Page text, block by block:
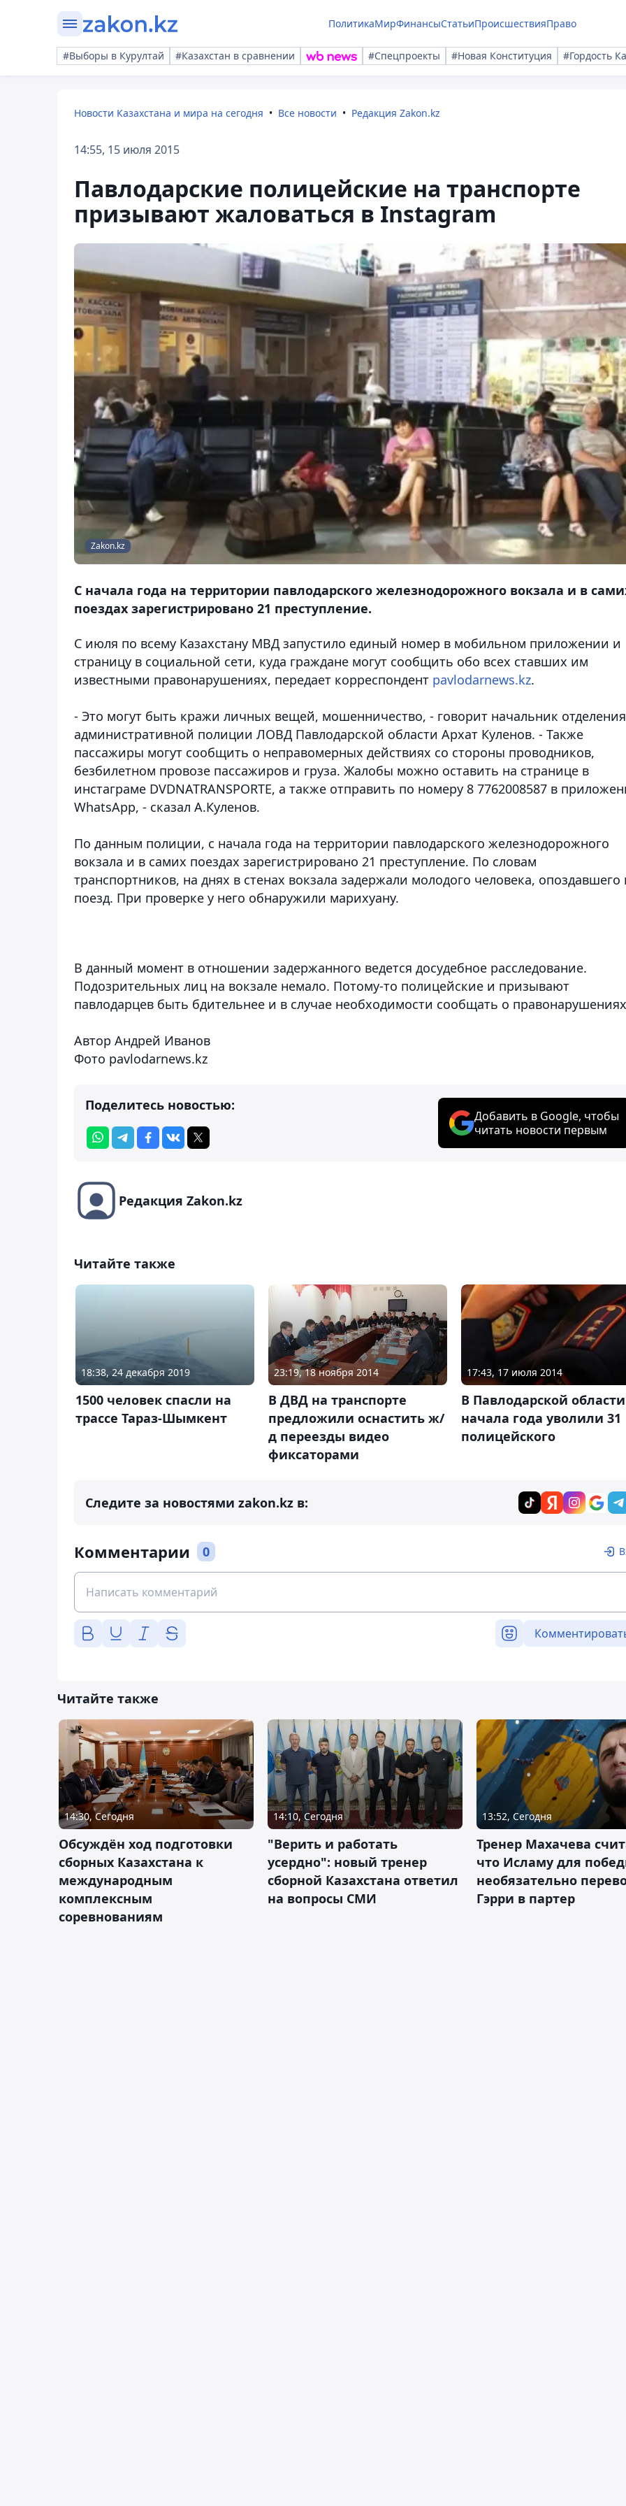
ПолитикаМирФинансыСтатьиПроисшествияПраво
#Выборы в Курултай #Казахстан в сравнении #Спецпроекты #Новая Конституция #Гордость
Новости Казахстана и мира на сегодня Все новости Редакция Zakon.kz
14:55, 15 июля 2015
Павлодарские полицейские на транспорте
призывают жаловаться в Instagram
Zakon.kz
С начала года на территории павлодарского железнодорожного вокзала и в
поездах зарегистрировано 21 преступление.
С июля по всему Казахстану МВД запустило единый номер в мобильном приложении и
страницу в социальной сети, куда граждане могут сообщить обо всех ставших им
известными правонарушениях, передает корреспондент pavlodarnews.kz.
- Это могут быть кражи личных вещей, мошенничество, - говорит начальник отделения
административной полиции ЛОВД Павлодарской области Архат Куленов. - Также
пассажиры могут сообщить о неправомерных действиях со стороны проводников,
безбилетном провозе пассажиров и груза. Жалобы можно оставить на странице в
инстаграме DVDNATRANSPORTE, а также отправить по номеру 8 7762008587 в
WhatsApp, - сказал А.Куленов.
По данным полиции, с начала года на территории павлодарского железнодорожного
вокзала и в самих поездах зарегистрировано 21 преступление. По словам
транспортников, на днях в стенах вокзала задержали молодого человека, опоздавшего
поезд. При проверке у него обнаружили марихуану.
В данный момент в отношении задержанного ведется досудебное расследование.
Подозрительных лиц на вокзале немало. Потому-то полицейские и призывают
павлодарцев быть бдительнее и в случае необходимости сообщать о
Автор Андрей Иванов
Фото pavlodarnews.kz
Поделитесь новостью:
Добавить в Google, чтобы
читать новости первым
Редакция Zakon.kz
Читайте также
18:38, 24 декабря 2019
1500 человек спасли на
трассе Тараз-Шымкент
23:19, 18 ноября 2014
В ДВД на транспорте
предложили оснастить ж/
д переезды видео
фиксаторами
17:43, 17 июля 2014
В Павлодарской
начала года уволили 31
полицейского
Следите за новостями zakon.kz в:
Комментарии 0
Читайте также
14:30, Сегодня
Обсуждён ход подготовки
сборных Казахстана к
международным
комплексным
соревнованиям
14:10, Сегодня
"Верить и работать
усердно": новый тренер
сборной Казахстана ответил
на вопросы СМИ
13:52, Сегодня
Тренер Махачева
что Исламу для
необязательно
Гэрри в партер